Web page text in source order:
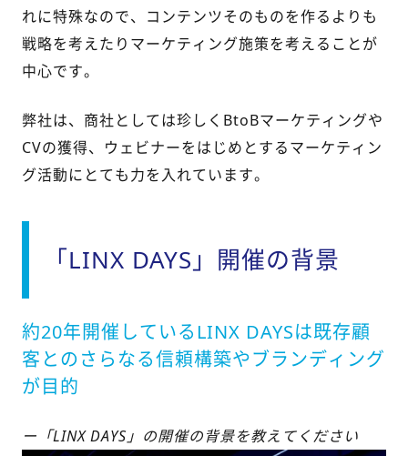
れに特殊なので、コンテンツそのものを作るよりも
戦略を考えたりマーケティング施策を考えることが
中心です。
弊社は、商社としては珍しくBtoBマーケティングや
CVの獲得、ウェビナーをはじめとするマーケティン
グ活動にとても力を入れています。
「LINX DAYS」開催の背景
約20年開催しているLINX DAYSは既存顧
客とのさらなる信頼構築やブランディング
が目的
ー「LINX DAYS」の開催の背景を教えてください